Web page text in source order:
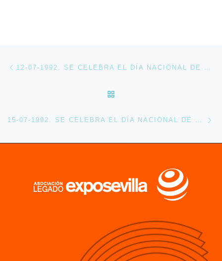
Navegación de entradas
15-07-1992. SE CELEBRA EL DÍA NACIONAL DE CHINA EN EXPO 92